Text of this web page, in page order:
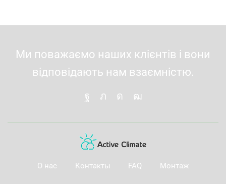
Ми поважаємо наших клієнтів і вони
відповідають нам взаємністю.
О нас Контакты FAQ Монтаж